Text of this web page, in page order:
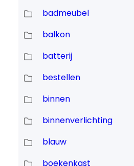
badmeubel
balkon
batterij
bestellen
binnen
binnenverlichting
blauw
boekenkast